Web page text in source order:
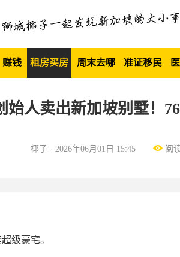
赚钱 租房买房 周末去哪 准证移民
始人卖出新加坡别墅！
椰子 · 2026年06月01日 15:45 阅
级豪宅。